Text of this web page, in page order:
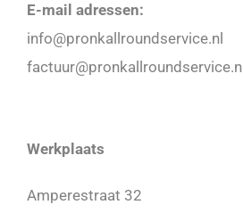
E-mail adressen:
info@pronkallroundservice.nl
factuur@pronkallroundservice.nl
Werkplaats
Amperestraat 32